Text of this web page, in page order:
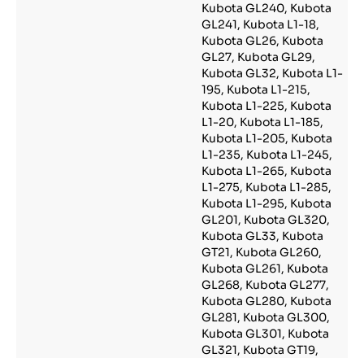
Kubota GL240, Kubota
GL241, Kubota L1-18,
Kubota GL26, Kubota
GL27, Kubota GL29,
Kubota GL32, Kubota L1-
195, Kubota L1-215,
Kubota L1-225, Kubota
L1-20, Kubota L1-185,
Kubota L1-205, Kubota
L1-235, Kubota L1-245,
Kubota L1-265, Kubota
L1-275, Kubota L1-285,
Kubota L1-295, Kubota
GL201, Kubota GL320,
Kubota GL33, Kubota
GT21, Kubota GL260,
Kubota GL261, Kubota
GL268, Kubota GL277,
Kubota GL280, Kubota
GL281, Kubota GL300,
Kubota GL301, Kubota
GL321, Kubota GT19,